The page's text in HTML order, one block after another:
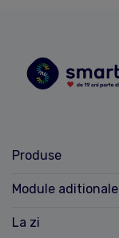
Produse
Module aditionale
La zi